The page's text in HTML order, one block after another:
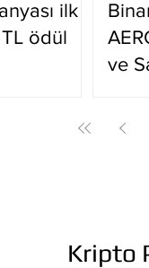
ilk
TL ödül
ve
Kripto